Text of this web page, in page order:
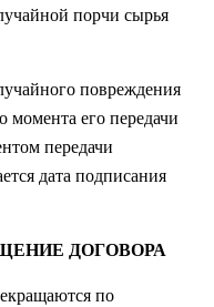
порчи сырья
повреждения
момента его передачи
передачи
дата подписания
ДОГОВОРА
по